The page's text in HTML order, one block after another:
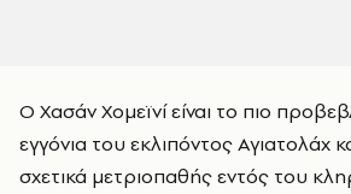
Ο Χασάν Χομεϊνί είναι το πιο
εγγόνια του εκλιπόντος Αγιατολάχ
σχετικά μετριοπαθής εντός του